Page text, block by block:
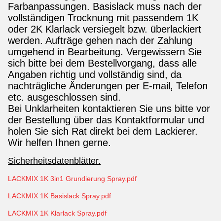
Farbanpassungen. Basislack muss nach der
vollständigen Trocknung mit passendem 1K
oder 2K Klarlack versiegelt bzw. überlackiert
werden. Aufträge gehen nach der Zahlung
umgehend in Bearbeitung. Vergewissern Sie
sich bitte bei dem Bestellvorgang, dass alle
Angaben richtig und vollständig sind, da
nachträgliche Änderungen per E-mail, Telefon
etc. ausgeschlossen sind.
Bei Unklarheiten kontaktieren Sie uns bitte vor
der Bestellung über das Kontaktformular und
holen Sie sich Rat direkt bei dem Lackierer.
Wir helfen Ihnen gerne.
Sicherheitsdatenblätter.
LACKMIX 1K 3in1 Grundierung Spray.pdf
LACKMIX 1K Basislack Spray.pdf
LACKMIX 1K Klarlack Spray.pdf